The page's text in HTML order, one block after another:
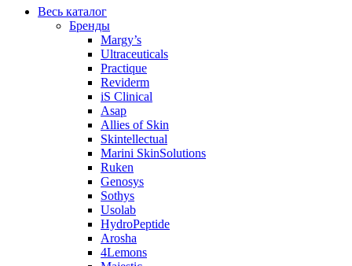
Весь каталог
Бренды
Margy’s
Ultraceuticals
Practique
Reviderm
iS Clinical
Asap
Allies of Skin
Skintellectual
Marini SkinSolutions
Ruken
Genosys
Sothys
Usolab
HydroPeptide
Arosha
4Lemons